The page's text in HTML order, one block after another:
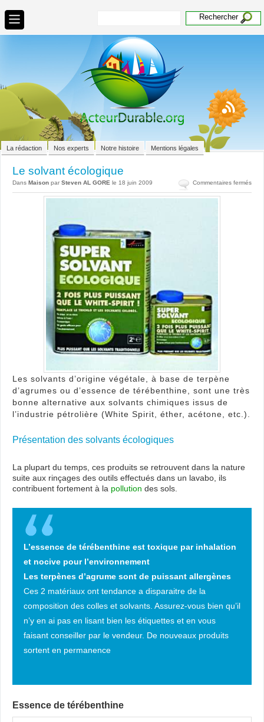
La rédaction Nos experts Notre histoire Mentions légales
Le solvant écologique
Dans Maison par Steven AL GORE le 18 juin 2009 Commentaires ferméssur
Le
Les solvants d’origine végétale, à base de terpène
d’agrumes ou d’essence de térébenthine, sont une très
bonne alternative aux solvants chimiques issus de
l’industrie pétrolière (White Spirit, éther, acétone, etc.).
Présentation des solvants écologiques
La plupart du temps, ces produits se retrouvent dans la nature
suite aux rinçages des outils effectués dans un lavabo, ils
contribuent fortement à la pollution des sols.
L’essence de térébenthine est toxique par inhalation
et nocive pour l’environnement
Les terpènes d’agrume sont de puissant allergènes
Ces 2 matériaux ont tendance a disparaitre de la
composition des colles et solvants. Assurez-vous bien qu’il
n’y en ai pas en lisant bien les étiquettes et en vous
faisant conseiller par le vendeur. De nouveaux produits
sortent en permanence
Essence de térébenthine